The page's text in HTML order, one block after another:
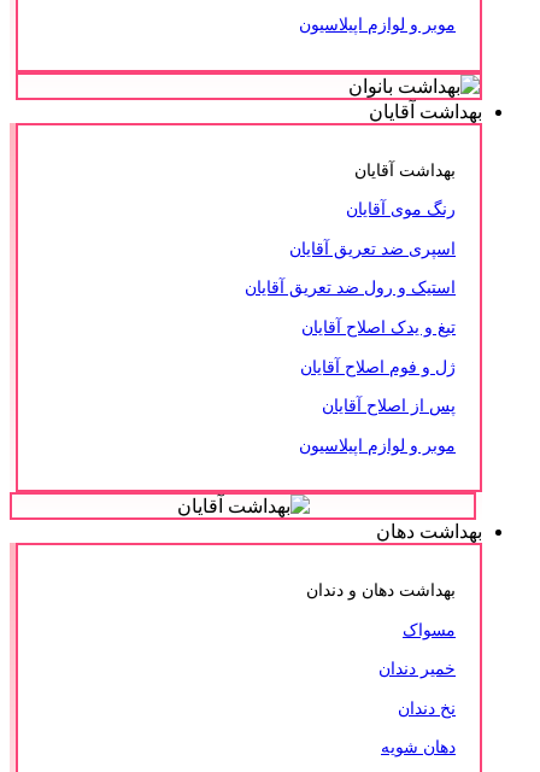
موبر و لوازم اپیلاسیون
بهداشت آقایان
بهداشت آقایان
رنگ موی آقایان
اسپری ضد تعریق آقایان
استیک و رول ضد تعریق آقایان
تیغ و یدک اصلاح آقایان
ژل و فوم اصلاح آقایان
پس از اصلاح آقایان
موبر و لوازم اپیلاسیون
بهداشت دهان
بهداشت دهان و دندان
مسواک
خمیر دندان
نخ دندان
دهان شویه